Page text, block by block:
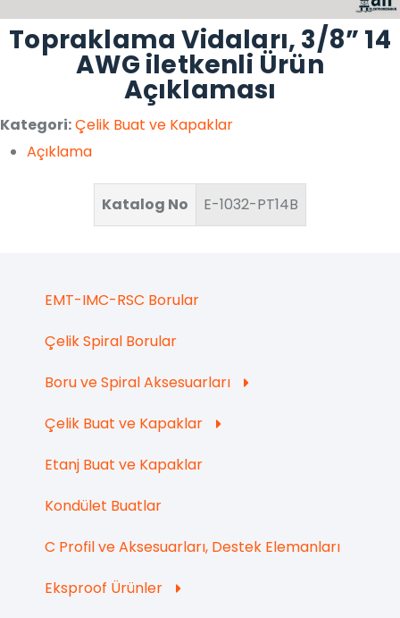
EMT-IMC-RSC Borular
Çelik Spiral Borular
Boru ve Spiral Aksesuarları
Çelik Buat ve Kapaklar
Etanj Buat ve Kapaklar
Kondület Buatlar
C Profil ve Aksesuarları, Destek Elemanları
Eksproof Ürünler
Topraklama Vidaları, 3/8” 14
AWG iletkenli Ürün
Açıklaması
Kategori:Çelik Buat ve Kapaklar
Açıklama
Katalog No E-1032-PT14B